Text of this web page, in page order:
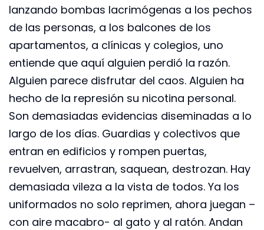
lanzando bombas lacrimógenas a los pechos
de las personas, a los balcones de los
apartamentos, a clínicas y colegios, uno
entiende que aquí alguien perdió la razón.
Alguien parece disfrutar del caos. Alguien ha
hecho de la represión su nicotina personal.
Son demasiadas evidencias diseminadas a lo
largo de los días. Guardias y colectivos que
entran en edificios y rompen puertas,
revuelven, arrastran, saquean, destrozan. Hay
demasiada vileza a la vista de todos. Ya los
uniformados no solo reprimen, ahora juegan –
con aire macabro- al gato y al ratón. Andan